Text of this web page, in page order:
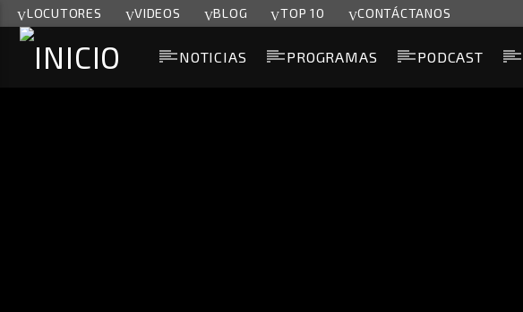
LOCUTORES VIDEOS BLOG TOP 10 CONTÁCTANOS
NOTICIAS PROGRAMAS PODCAST